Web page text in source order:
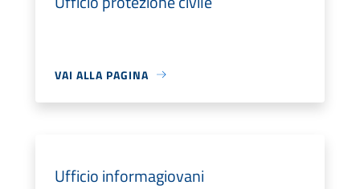
VAI ALLA PAGINA
Ufficio informagiovani